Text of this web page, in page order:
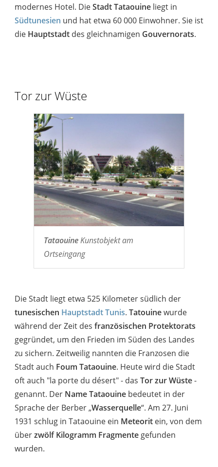
modernes Hotel. DieStadt Tataouine liegt in
Südtunesien und hat etwa 60 000 Einwohner. Sie ist
die Hauptstadt des gleichnamigen Gouvernorats.
Tor zur Wüste
TataouineKunstobjekt am
Ortseingang
Die Stadt liegt etwa 525 Kilometer südlich der
tunesischen Hauptstadt Tunis. Tatouinewurde
während der Zeit des französischen Protektorats
gegründet, um den Frieden im Süden des Landes
zu sichern. Zeitweilig nannten die Franzosen die
Stadt auch Foum Tataouine. Heute wird die Stadt
oft auch "la porte du désert" - das Tor zur Wüste-
genannt. Der Name Tataouine bedeutet in der
Sprache der Berber „Wasserquelle“. Am 27. Juni
1931 schlug in Tataouine ein Meteorit ein, von dem
überzwölf Kilogramm Fragmente gefunden
wurden.